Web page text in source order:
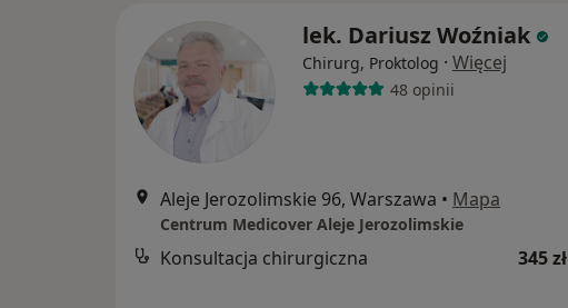
lek. Dariusz Woźniak
Chirurg, Proktolog · Więcej
48 opinii
Aleje Jerozolimskie 96, Warszawa • Mapa
Centrum Medicover Aleje Jerozolimskie
Konsultacja chirurgiczna 345 zł